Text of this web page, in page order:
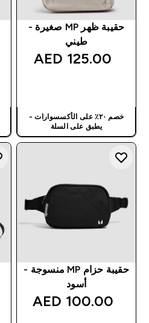
حقيبة ظهر MP صغيرة -
طيني
125.00 AED‎
خصم ٢٠٪ على الأكسسوارات -
يطبق على السلة
حقيبة حزام MP منسوجة -
أسود
100.00 AED‎